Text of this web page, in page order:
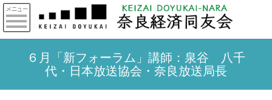
６月「新フォーラム」講師：泉谷 八千
代・日本放送協会・奈良放送局長